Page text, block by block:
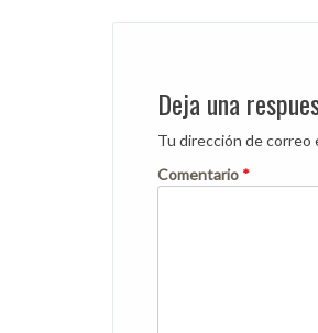
Deja una
Tu dirección de correo
Comentario *